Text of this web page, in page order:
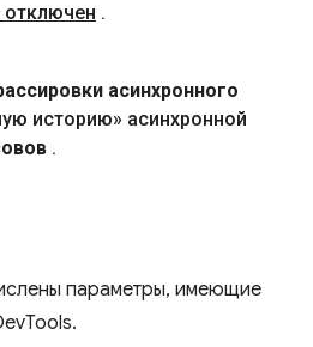
отключен .
асинхронного
историю» асинхронной
.
параметры, имеющие